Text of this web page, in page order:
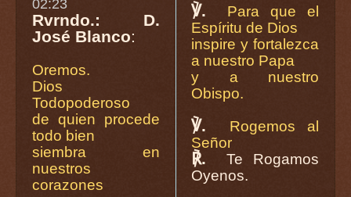
02:23
Rvrndo.: D.
José Blanco:
Oremos.
Dios
Todopoderoso
de quien procede
todo bien
siembra en
nuestros
corazones
℣.
Para que el
Espíritu de Dios
inspire y fortalezca
a nuestro Papa
y a nuestro
Obispo.
℣.
Rogemos al
Señor
℟.
Te Rogamos
Oyenos.